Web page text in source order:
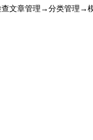
查文章管理→分类管理→